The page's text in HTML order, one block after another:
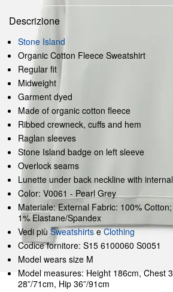
Descrizione
Stone Island
Organic Cotton Fleece Sweatshirt
Regular fit
Midweight
Garment dyed
Made of organic cotton fleece
Ribbed crewneck, cuffs and hem
Raglan sleeves
Stone Island badge on left sleeve
Overlock seams
Lunette under back neckline with
Color: V0061 - Pearl Grey
Materiale: External Fabric: 100%
1% Elastane/Spandex
Vedi più SweatshirtseClothing
Codice fornitore: S15 6100060 S0051
Model wears size M
Model measures: Height 186cm, Chest
28”/71cm, Hip 36”/91cm